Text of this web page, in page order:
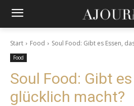
Start Food Soul Food: Gibt es Essen,
Food
Soul Food: Gibt
glücklich macht?